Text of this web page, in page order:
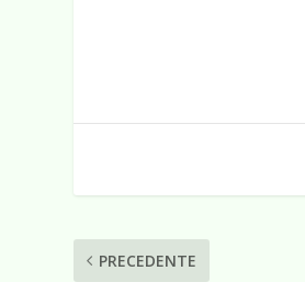
PRECEDENTE